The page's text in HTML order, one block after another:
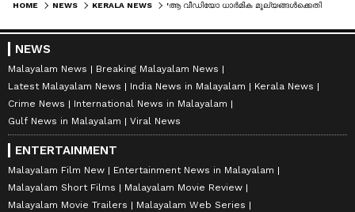
HOME NEWS KERALA NEWS
NEWS
Malayalam News
Breaking Malayalam News
Latest Malayalam News
India News in Malayalam
Kerala News
Crime News
International News in Malayalam
Gulf News in Malayalam
Viral News
ENTERTAINMENT
Malayalam Film New
Entertainment News in Malayalam
Malayalam Short Films
Malayalam Movie Review
Malayalam Movie Trailers
Malayalam Web Series